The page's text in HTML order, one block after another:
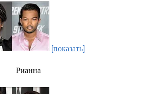
[показать]
Рианна